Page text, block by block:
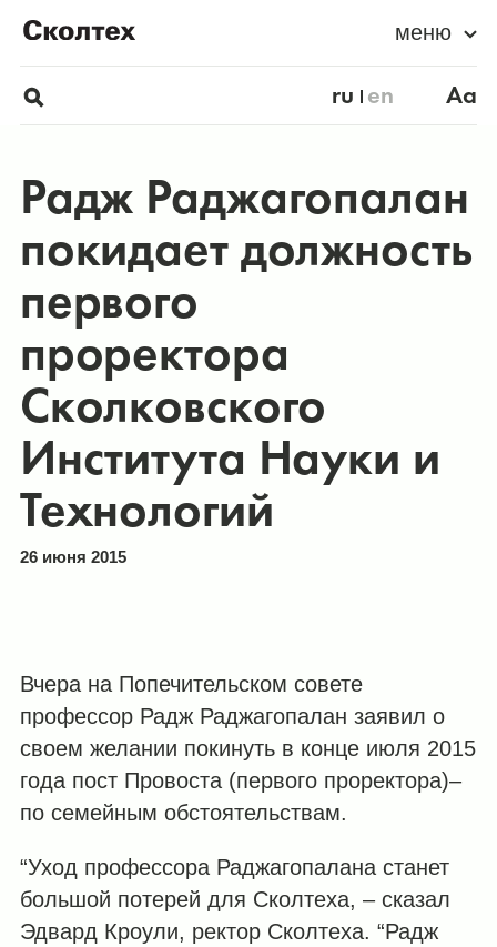
меню
ru en Aa
Радж Раджагопалан
покидает должность
первого
проректора
Сколковского
Института Науки и
Технологий
26 июня 2015
Вчера на Попечительском совете
профессор Радж Раджагопалан заявил о
своем желании покинуть в конце июля 2015
года пост Провоста (первого проректора)–
по семейным обстоятельствам.
“Уход профессора Раджагопалана станет
большой потерей для Сколтеха, – сказал
Эдвард Кроули, ректор Сколтеха. “Радж